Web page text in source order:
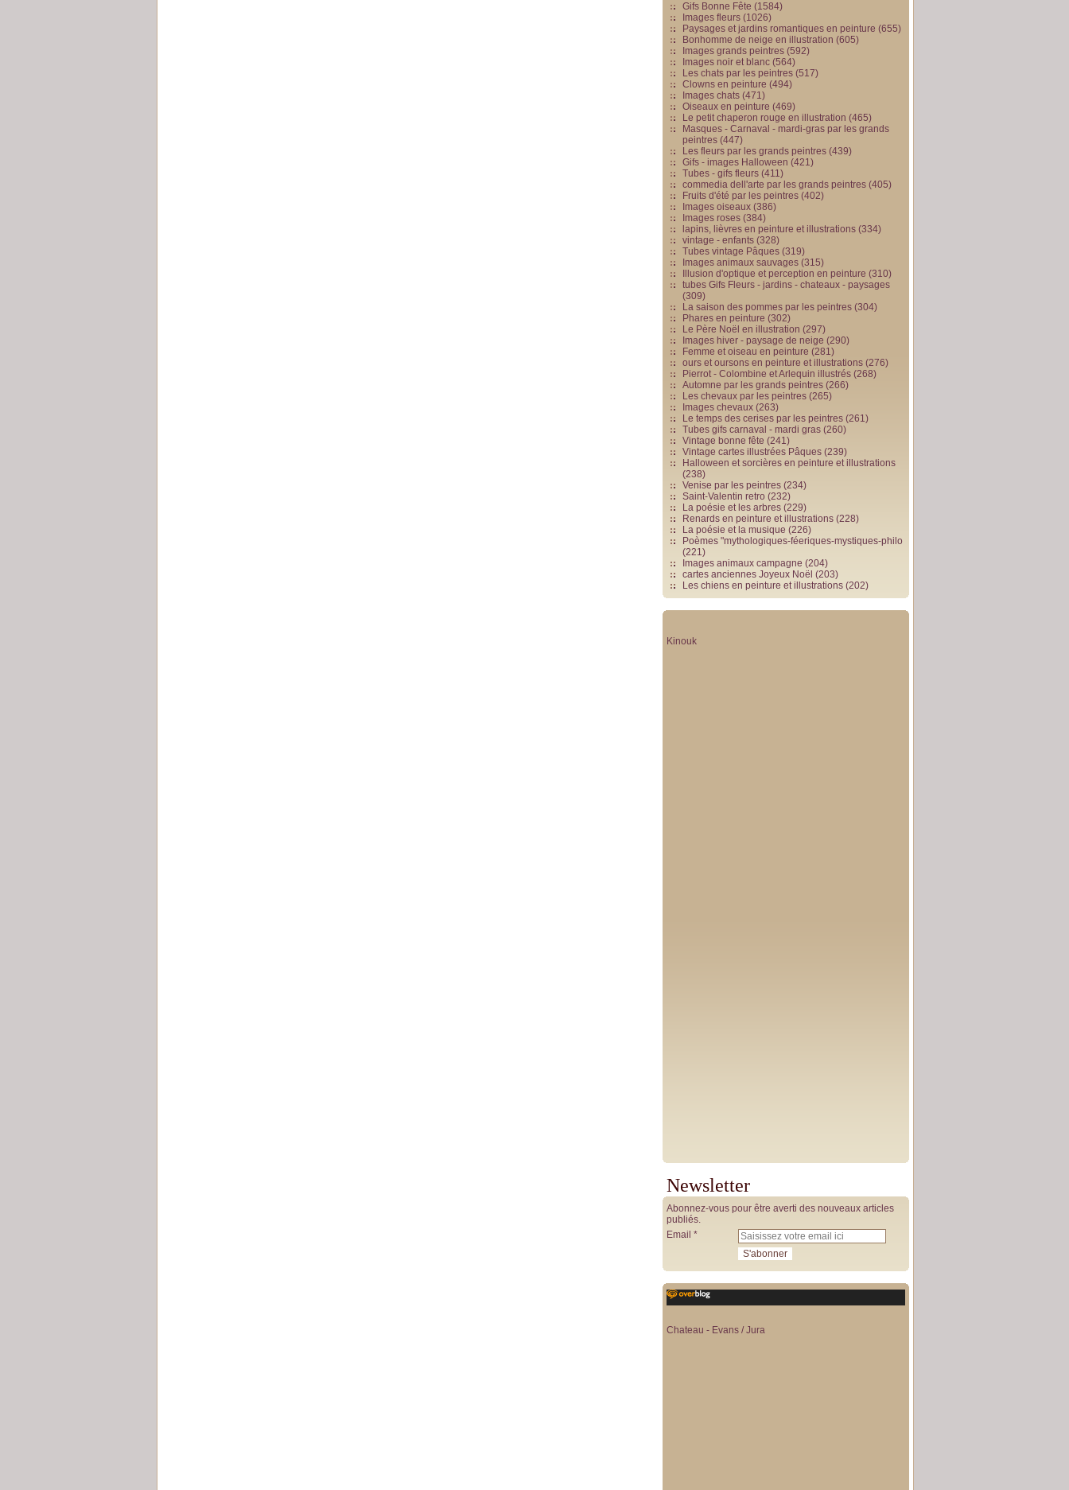
Gifs Bonne Fête (1584)
Images fleurs (1026)
Paysages et jardins romantiques en peinture (655)
Bonhomme de neige en illustration (605)
Images grands peintres (592)
Images noir et blanc (564)
Les chats par les peintres (517)
Clowns en peinture (494)
Images chats (471)
Oiseaux en peinture (469)
Le petit chaperon rouge en illustration (465)
Masques - Carnaval - mardi-gras par les grands
peintres (447)
Les fleurs par les grands peintres (439)
Gifs - images Halloween (421)
Tubes - gifs fleurs (411)
commedia dell'arte par les grands peintres (405)
Fruits d'été par les peintres (402)
Images oiseaux (386)
Images roses (384)
lapins, lièvres en peinture et illustrations (334)
vintage - enfants (328)
Tubes vintage Pâques (319)
Images animaux sauvages (315)
Illusion d'optique et perception en peinture (310)
tubes Gifs Fleurs - jardins - chateaux - paysages
(309)
La saison des pommes par les peintres (304)
Phares en peinture (302)
Le Père Noël en illustration (297)
Images hiver - paysage de neige (290)
Femme et oiseau en peinture (281)
ours et oursons en peinture et illustrations (276)
Pierrot - Colombine et Arlequin illustrés (268)
Automne par les grands peintres (266)
Les chevaux par les peintres (265)
Images chevaux (263)
Le temps des cerises par les peintres (261)
Tubes gifs carnaval - mardi gras (260)
Vintage bonne fête (241)
Vintage cartes illustrées Pâques (239)
Halloween et sorcières en peinture et illustrations
(238)
Venise par les peintres (234)
Saint-Valentin retro (232)
La poésie et les arbres (229)
Renards en peinture et illustrations (228)
La poésie et la musique (226)
Poèmes "mythologiques-féeriques-mystiques-philo
(221)
Images animaux campagne (204)
cartes anciennes Joyeux Noël (203)
Les chiens en peinture et illustrations (202)
Kinouk
Newsletter
Abonnez-vous pour être averti des nouveaux articles
publiés.
Email
Chateau - Evans / Jura